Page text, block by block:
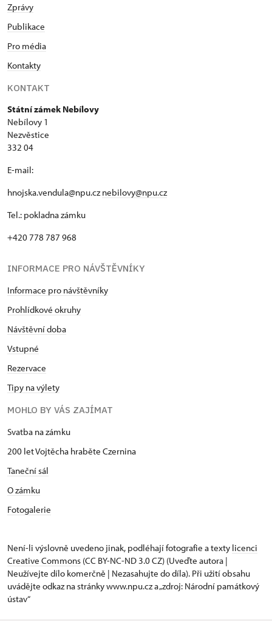
Zprávy
Publikace
Pro média
Kontakty
KONTAKT
Státní zámek Nebílovy
Nebílovy 1
Nezvěstice
332 04
E-mail:
hnojska.vendula@npu.cznebilovy@npu.cz
Tel.: pokladna zámku
+420 778 787 968
INFORMACE PRO NÁVŠTĚVNÍKY
Informace pro návštěvníky
Prohlídkové okruhy
Návštěvní doba
Vstupné
Rezervace
Tipy na výlety
MOHLO BY VÁS ZAJÍMAT
Svatba na zámku
200 let Vojtěcha hraběte Czernina
Taneční sál
O zámku
Fotogalerie
Není-li výslovně uvedeno jinak, podléhají fotografie a texty licenci
Creative Commons (CC BY-NC-ND 3.0 CZ) (Uveďte autora |
Neužívejte dílo komerčně | Nezasahujte do díla). Při užití obsahu
uvádějte odkaz na stránky www.npu.cz a „zdroj: Národní památkový
ústav“